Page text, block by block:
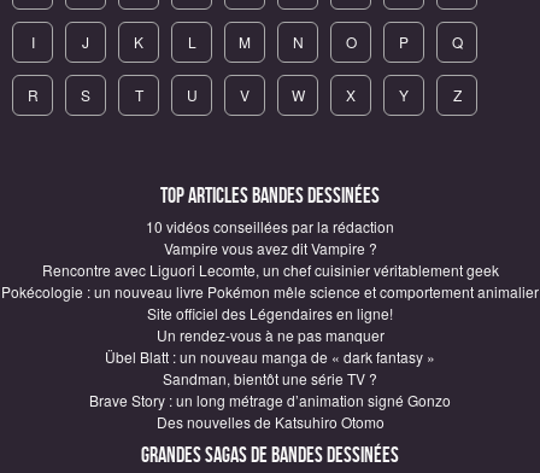
I J K L M N O P Q
R S T U V W X Y Z
Top articles Bandes Dessinées
10 vidéos conseillées par la rédaction
Vampire vous avez dit Vampire ?
Rencontre avec Liguori Lecomte, un chef cuisinier véritablement geek
Pokécologie : un nouveau livre Pokémon mêle science et comportement animalier
Site officiel des Légendaires en ligne!
Un rendez-vous à ne pas manquer
Übel Blatt : un nouveau manga de « dark fantasy »
Sandman, bientôt une série TV ?
Brave Story : un long métrage d’animation signé Gonzo
Des nouvelles de Katsuhiro Otomo
Grandes sagas de Bandes Dessinées